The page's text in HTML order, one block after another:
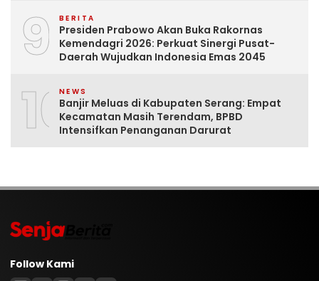
9 BERITA
Presiden Prabowo Akan Buka Rakornas
Kemendagri 2026: Perkuat Sinergi Pusat-
Daerah Wujudkan Indonesia Emas 2045
10NEWS
Banjir Meluas di Kabupaten Serang: Empat
Kecamatan Masih Terendam, BPBD
Intensifkan Penanganan Darurat
Follow Kami